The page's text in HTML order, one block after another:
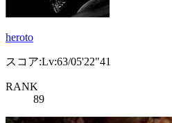
heroto
スコア:Lv:63/05'22"41
RANK
89